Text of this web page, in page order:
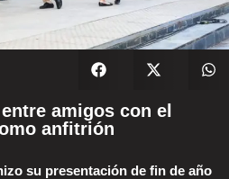
amigos con el
anfitrión
su presentación de fin de año